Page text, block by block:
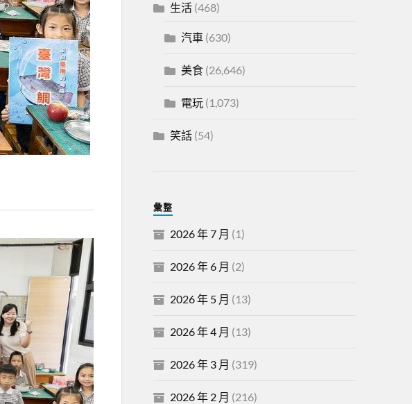
生活(468)
汽車(630)
美食(26,646)
電玩(1,073)
笑話(54)
彙整
2026 年 7 月 (1)
2026 年 6 月 (2)
2026 年 5 月 (13)
2026 年 4 月 (13)
2026 年 3 月 (319)
2026 年 2 月 (216)